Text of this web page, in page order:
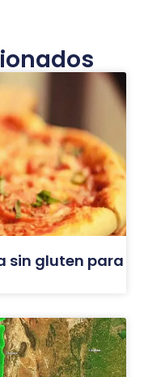
sin gluten para